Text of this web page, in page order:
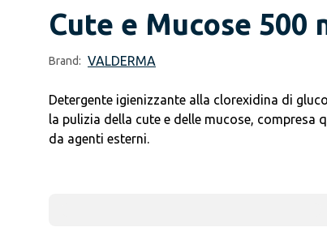
Cute e Mucose 500
Brand: VALDERMA
Detergente igienizzante alla clorexidina di
la pulizia della cute e delle mucose, compresa
da agenti esterni.